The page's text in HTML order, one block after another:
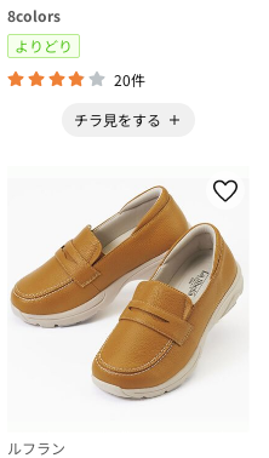
8colors
よりどり
20件
チラ見をする
ルフラン